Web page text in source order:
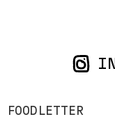
FOODLETTER